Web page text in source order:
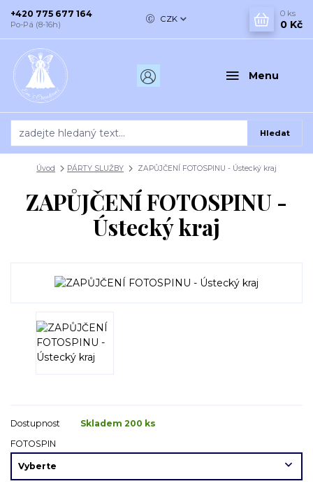
Menu
CZK
Hledat
+420 775 677 164
Po-Pá (8-16h)
0 ks
0 Kč
Úvod PÁRTY SLUŽBY ZAPŮJČENÍ FOTOSPINU - Ústecký kraj
ZAPŮJČENÍ FOTOSPINU -
Ústecký kraj
Dostupnost
Skladem 200 ks
FOTOSPIN